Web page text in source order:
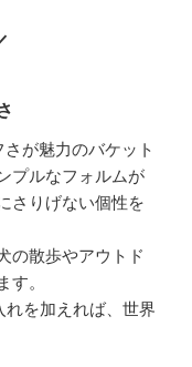
が魅力のバケット
プルなフォルムが
さりげない個性を
の散歩やアウトド
す。
れを加えれば、世界